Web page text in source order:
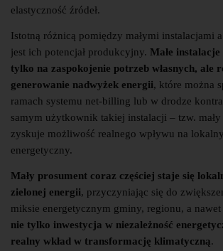
elastyczność źródeł.
Istotną różnicą pomiędzy małymi instalacjami
jest ich potencjał produkcyjny. Małe
tylko na zaspokojenie potrzeb własnych, ale
generowanie nadwyżek energii, które można
ramach systemu net-billing lub w drodze
samym użytkownik takiej instalacji – tzw. mały
zyskuje możliwość realnego wpływu na
energetyczny.
Mały prosument coraz częściej staje się
zielonej energii, przyczyniając się do
miksie energetycznym gminy, regionu, a nawet
nie tylko inwestycja w niezależność
realny wkład w transformację klimatyczną.